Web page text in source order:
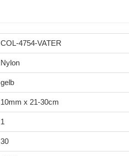
COL-4754-VATER
Nylon
gelb
10mm x 21-30cm
1
30